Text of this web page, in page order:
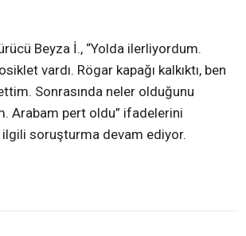
Beyza İ., “Yolda ilerliyordum.
vardı. Rögar kapağı kalkıktı, ben
Sonrasında neler olduğunu
Arabam pert oldu” ifadelerini
ilgili soruşturma devam ediyor.